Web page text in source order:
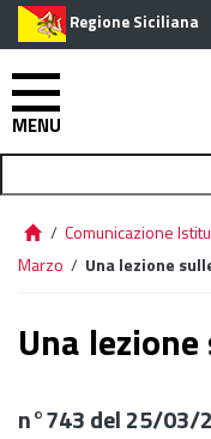
Regione Siciliana
MENU
/ Comunicazione
Marzo / Una lezione
Una
n°743 del 25/03/